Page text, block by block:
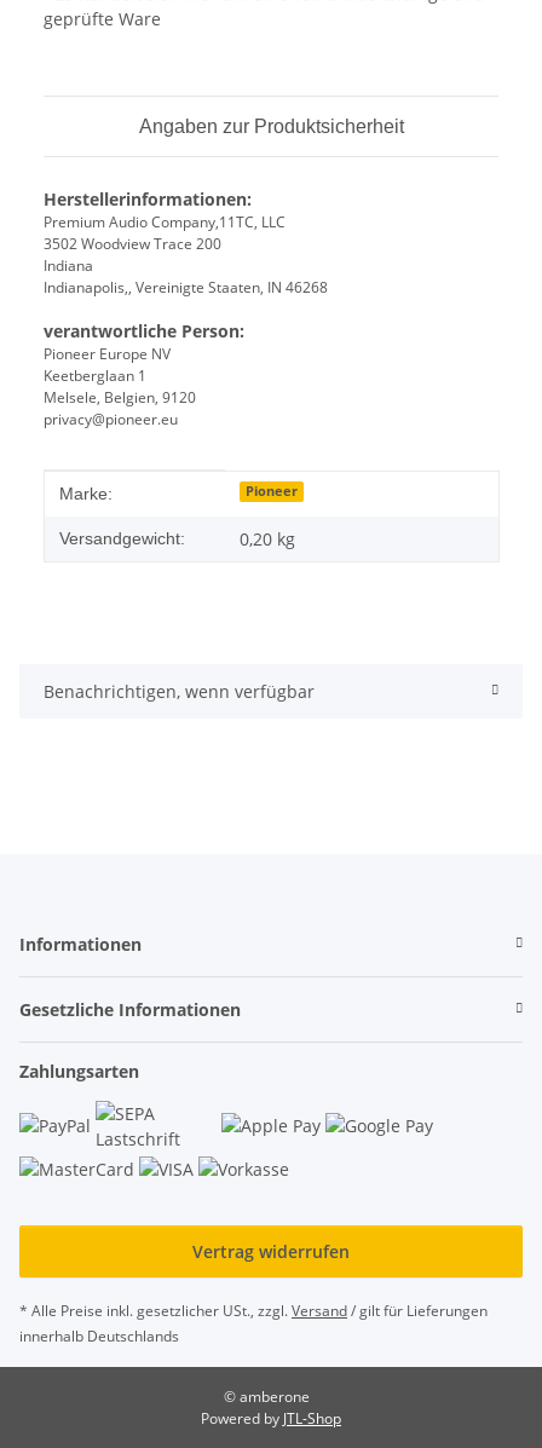
geprüfte Ware
Angaben zur Produktsicherheit
Herstellerinformationen:
Premium Audio Company,11TC, LLC
3502 Woodview Trace 200
Indiana
Indianapolis,, Vereinigte Staaten, IN 46268
verantwortliche Person:
Pioneer Europe NV
Keetberglaan 1
Melsele, Belgien, 9120
privacy@pioneer.eu
Produkteigenschaft
Wert
Marke: Pioneer
Versandgewicht: 0,20 kg
Benachrichtigen, wenn verfügbar
Informationen
Gesetzliche Informationen
Zahlungsarten
Vertrag widerrufen
* Alle Preise inkl. gesetzlicher USt., zzgl.Versand/ gilt für Lieferungen
innerhalb Deutschlands
© amberone
Powered by JTL-Shop